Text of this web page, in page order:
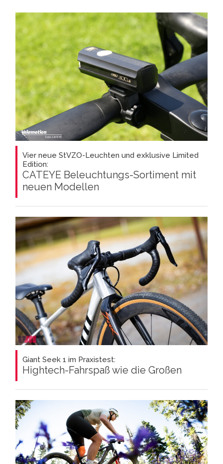
Vier neue StVZO-Leuchten und exklusive Limited
Edition:
CATEYE Beleuchtungs-Sortiment mit
neuen Modellen
Giant Seek 1 im Praxistest:
Hightech-Fahrspaß wie die Großen